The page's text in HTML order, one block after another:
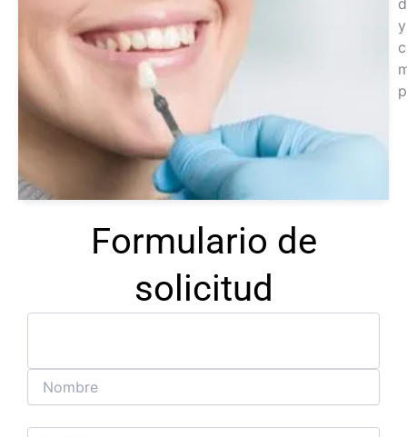
y
Formulario de
solicitud